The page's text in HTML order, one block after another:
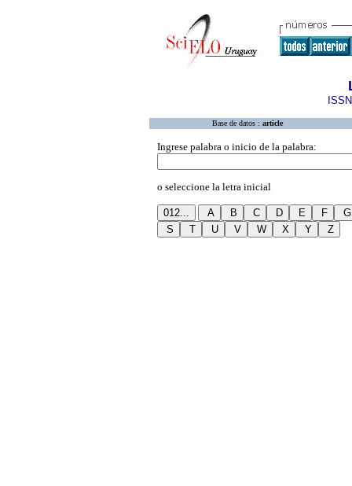
Base de datos : article
Ingrese palabra o inicio de la palabra:
o seleccione la letra inicial